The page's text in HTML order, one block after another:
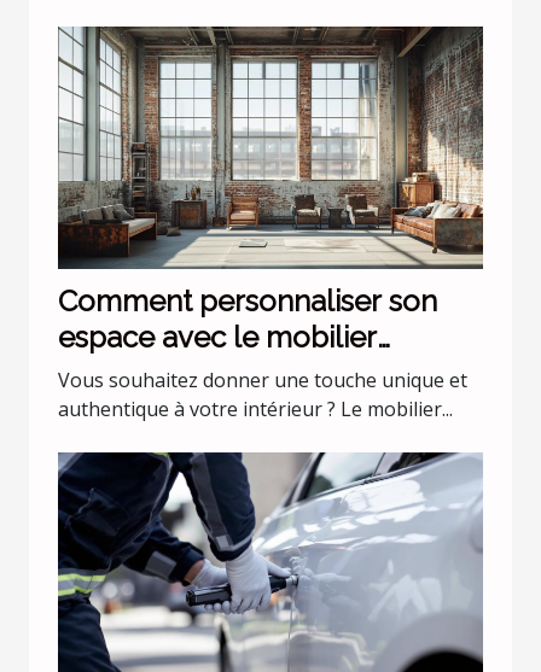
Comment personnaliser son
espace avec le mobilier
industriel ?
Vous souhaitez donner une touche unique et
authentique à votre intérieur ? Le mobilier...